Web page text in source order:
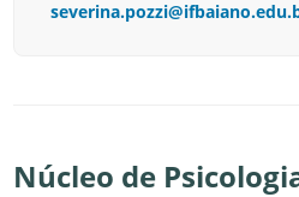
Núcleo de